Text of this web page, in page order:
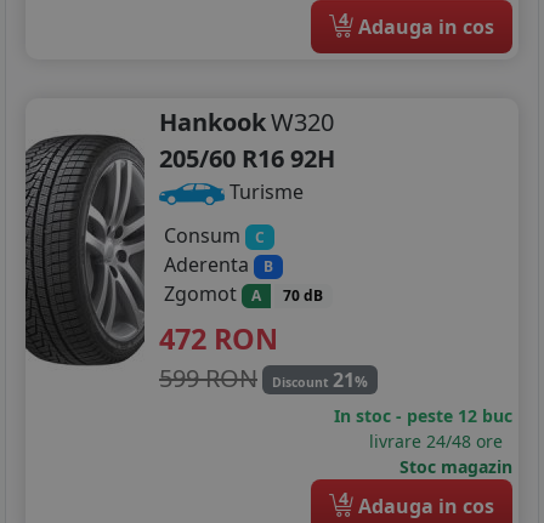
4 Adauga in cos
HankookW320
205/60 R16 92H
Turisme
Consum
C
Aderenta B
Zgomot A 70 dB
472 RON
599 RON Discount 21%
In stoc - peste 12 buc
livrare 24/48 ore
Stoc magazin
4 Adauga in cos